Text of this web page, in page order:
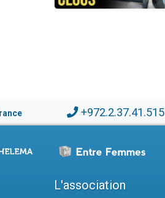
+972.2.37.41.515
L'association